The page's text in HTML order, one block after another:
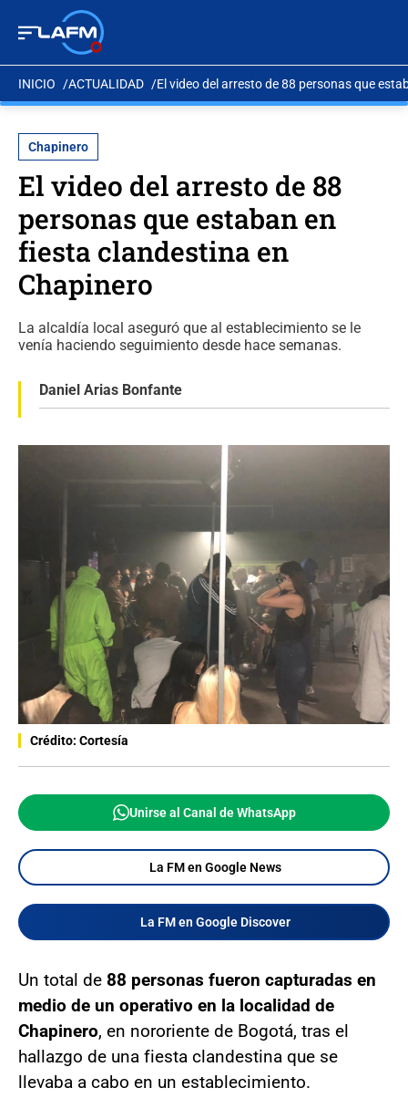
INICIO ACTUALIDAD El video del arresto de 88 personas que
Chapinero
El video del arresto de 88
personas que estaban en
fiesta clandestina en
Chapinero
La alcaldía local aseguró que al establecimiento se le
venía haciendo seguimiento desde hace semanas.
Daniel Arias Bonfante
Crédito: Cortesía
Unirse al Canal de WhatsApp
La FM en Google News
La FM en Google Discover
Un total de 88 personas fueron capturadas en
medio de un operativo en la localidad de
Chapinero, en nororiente de Bogotá, tras el
hallazgo de una fiesta clandestina que se
llevaba a cabo en un establecimiento.